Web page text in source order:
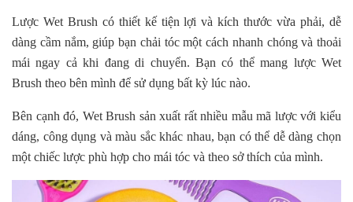
Lược Wet Brush có thiết kế tiện lợi và kích thước vừa phải, dễ
dàng cầm nắm, giúp bạn chải tóc một cách nhanh chóng và thoải
mái ngay cả khi đang di chuyển. Bạn có thể mang lược Wet
Brush theo bên mình để sử dụng bất kỳ lúc nào.
Bên cạnh đó, Wet Brush sản xuất rất nhiều mẫu mã lược với kiểu
dáng, công dụng và màu sắc khác nhau, bạn có thể dễ dàng chọn
một chiếc lược phù hợp cho mái tóc và theo sở thích của mình.